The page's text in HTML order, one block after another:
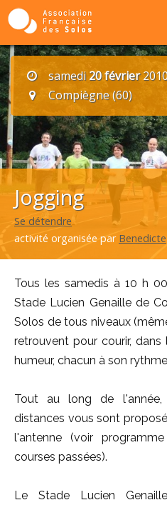
samedi20 février
Compiègne (60)
Jogging
Se détendre
activité organisée par Benedicte
Tous les samedis à 10 h
Stade Lucien Genaille de
Solos de tous niveaux
retrouvent pour courir,
humeur, chacun à son
Tout au long de
distances vous sont
l'antenne (voir
courses passées).
Le Stade Lucien